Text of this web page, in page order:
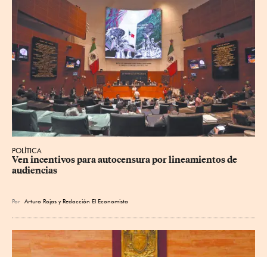
POLÍTICA
Ven incentivos para autocensura por lineamientos de
audiencias
Por Arturo Rojas yRedacción El Economista